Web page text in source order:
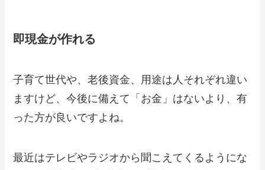
即現金が作れる
子育て世代や、老後資金、用途は人それぞれ違い
ますけど、今後に備えて「お金」はないより、有
った方が良いですよね。
最近はテレビやラジオから聞こえてくるようにな